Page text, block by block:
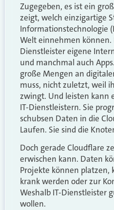
Zugegeben, es ist ein
zeigt, welch einzigartige
Informationstechnologie
Welt einnehmen können.
Dienstleister eigene
und manchmal auch
große Mengen an
muss, nicht zuletzt, weil
zwingt. Und leisten kann
IT-Dienstleistern. Sie
schubsen Daten in die
Laufen. Sie sind die
Doch gerade Cloudflare
erwischen kann. Daten
Projekte können platzen,
krank werden oder zur
Weshalb IT-Dienstleister
wollen.